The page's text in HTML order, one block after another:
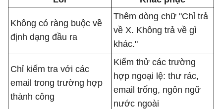
Không có ràng buộc về
định dạng đầu ra
Thêm dòng chữ "Chỉ trả
về X. Không trả về gì
khác."
Chỉ kiểm tra với các
email trong trường hợp
thành công
Kiểm thử các trường
hợp ngoại lệ: thư rác,
email trống, ngôn ngữ
nước ngoài